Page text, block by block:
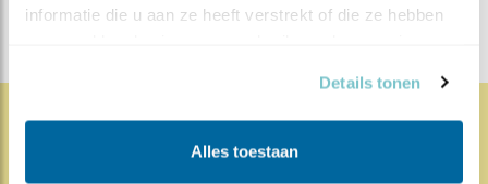
informatie die u aan ze heeft verstrekt of die ze hebben
Details tonen
Alles toestaan